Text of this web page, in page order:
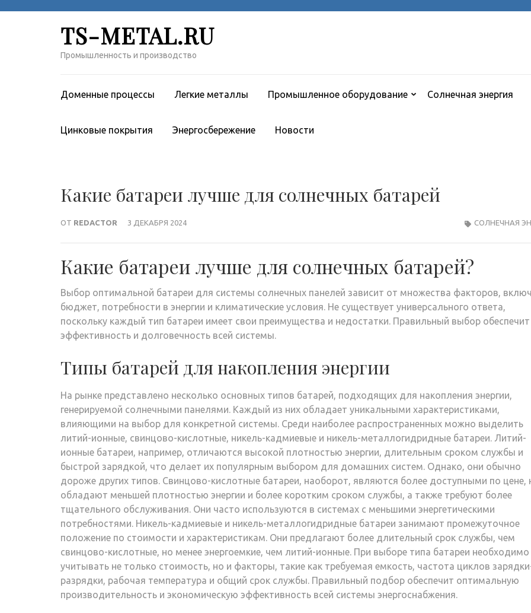
содержимомуTS-METAL.RU
Промышленность и производство
Доменные процессы Легкие металлы Промышленное оборудование Солнечная энергия
Цинковые покрытия Энергосбережение Новости
Какие батареи лучше для солнечных батарей
ОТ REDACTOR 3 ДЕКАБРЯ 2024 СОЛНЕЧНАЯ
Какие батареи лучше для солнечных батарей?
Выбор оптимальной батареи для системы солнечных панелей зависит от множества факторов,
бюджет, потребности в энергии и климатические условия. Не существует универсального ответа,
поскольку каждый тип батареи имеет свои преимущества и недостатки. Правильный выбор обеспечит
эффективность и долговечность всей системы.
Типы батарей для накопления энергии
На рынке представлено несколько основных типов батарей, подходящих для накопления энергии,
генерируемой солнечными панелями. Каждый из них обладает уникальными характеристиками,
влияющими на выбор для конкретной системы. Среди наиболее распространенных можно выделить
литий-ионные, свинцово-кислотные, никель-кадмиевые и никель-металлогидридные батареи. Литий-
ионные батареи, например, отличаются высокой плотностью энергии, длительным сроком службы и
быстрой зарядкой, что делает их популярным выбором для домашних систем. Однако, они обычно
дороже других типов. Свинцово-кислотные батареи, наоборот, являются более доступными по цене,
обладают меньшей плотностью энергии и более коротким сроком службы, а также требуют более
тщательного обслуживания. Они часто используются в системах с меньшими энергетическими
потребностями. Никель-кадмиевые и никель-металлогидридные батареи занимают промежуточное
положение по стоимости и характеристикам. Они предлагают более длительный срок службы, чем
свинцово-кислотные, но менее энергоемкие, чем литий-ионные. При выборе типа батареи необходимо
учитывать не только стоимость, но и факторы, такие как требуемая емкость, частота циклов
разрядки, рабочая температура и общий срок службы. Правильный подбор обеспечит оптимальную
производительность и экономическую эффективность всей системы энергоснабжения.